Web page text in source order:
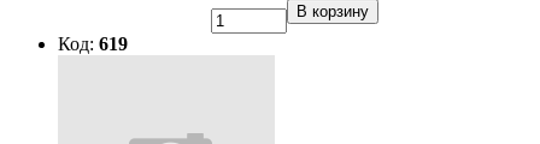
В корзину
Код: 619